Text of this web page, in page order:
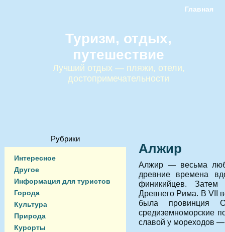
Главная
Туризм, отдых,
путешествие
Лучший отдых — пляжи, отели,
достопримечательности
Рубрики
Интересное
Другое
Информация для туристов
Города
Культура
Природа
Курорты
Алжир
Алжир — весьма
древние времена
финикийцев.
Древнего Рима. В VII
была провинция
средиземноморские
славой у мореходов —